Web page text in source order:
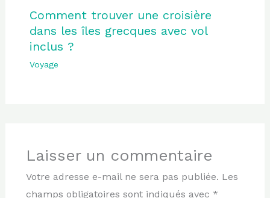
Comment trouver une croisière
dans les îles grecques avec vol
inclus ?
Voyage
Laisser un commentaire
Votre adresse e-mail ne sera pas publiée. Les
champs obligatoires sont indiqués avec *